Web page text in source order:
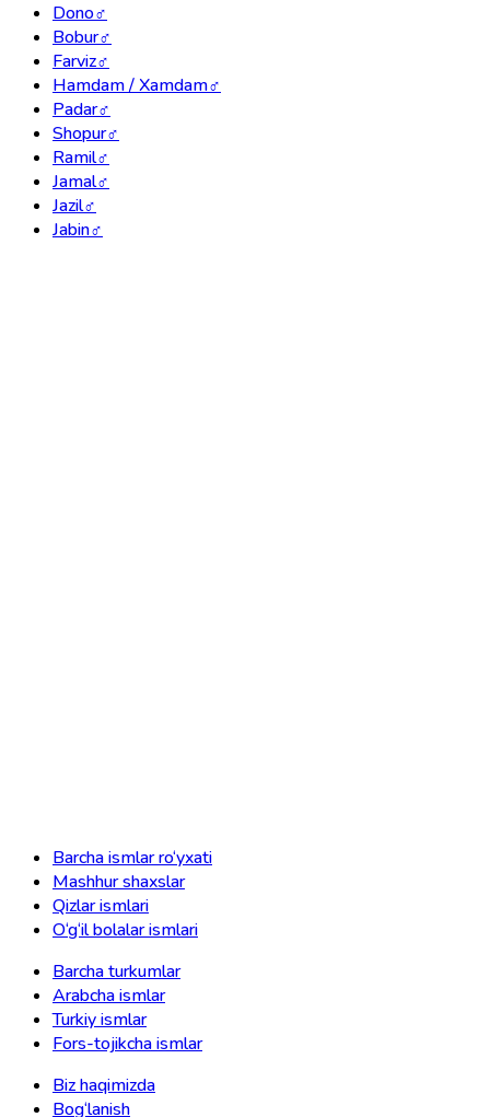
Dono♂
Bobur♂
Farviz♂
Hamdam / Xamdam♂
Padar♂
Shopur♂
Ramil♂
Jamal♂
Jazil♂
Jabin♂
Barcha ismlar ro‘yxati
Mashhur shaxslar
Qizlar ismlari
O‘g‘il bolalar ismlari
Barcha turkumlar
Arabcha ismlar
Turkiy ismlar
Fors-tojikcha ismlar
Biz haqimizda
Bog‘lanish